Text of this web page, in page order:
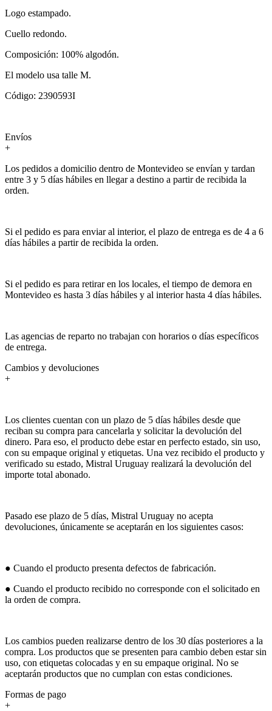
Logo estampado.
Cuello redondo.
Composición: 100% algodón.
El modelo usa talle M.
Código: 2390593I
Envíos
+
Los pedidos a domicilio dentro de Montevideo se envían y tardan
entre 3 y 5 días hábiles en llegar a destino a partir de recibida la
orden.
Si el pedido es para enviar al interior, el plazo de entrega es de 4 a 6
días hábiles a partir de recibida la orden.
Si el pedido es para retirar en los locales, el tiempo de demora en
Montevideo es hasta 3 días hábiles y al interior hasta 4 días hábiles.
Las agencias de reparto no trabajan con horarios o días específicos
de entrega.
Cambios y devoluciones
+
Los clientes cuentan con un plazo de 5 días hábiles desde que
reciban su compra para cancelarla y solicitar la devolución del
dinero. Para eso, el producto debe estar en perfecto estado, sin uso,
con su empaque original y etiquetas. Una vez recibido el producto y
verificado su estado, Mistral Uruguay realizará la devolución del
importe total abonado.
Pasado ese plazo de 5 días, Mistral Uruguay no acepta
devoluciones, únicamente se aceptarán en los siguientes casos:
● Cuando el producto presenta defectos de fabricación.
● Cuando el producto recibido no corresponde con el solicitado en
la orden de compra.
Los cambios pueden realizarse dentro de los 30 días posteriores a la
compra. Los productos que se presenten para cambio deben estar sin
uso, con etiquetas colocadas y en su empaque original. No se
aceptarán productos que no cumplan con estas condiciones.
Formas de pago
+